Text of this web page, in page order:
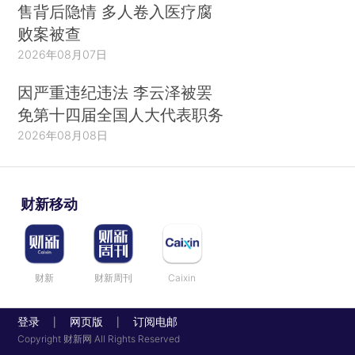
售背后隐情 多人卷入医疗腐
败案被查
2026年08月07日
因严重违纪违法 李云泽被罢
免第十四届全国人大代表职务
2026年08月08日
财新移动
财新 财新周刊 Caixin
登录 网页版 订阅电邮
Copyright 财新网 All Rights Reserved